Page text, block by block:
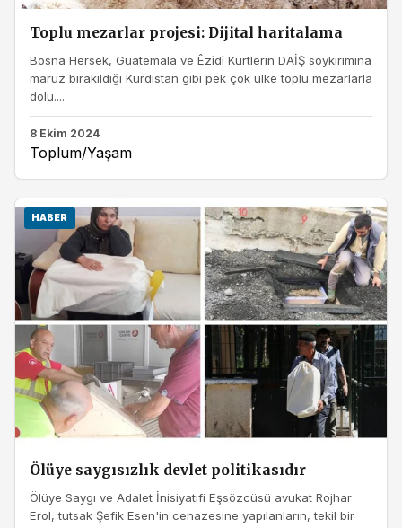
Toplu mezarlar projesi: Dijital haritalama
Bosna Hersek, Guatemala ve Êzîdî Kürtlerin DAİŞ soykırımına
maruz bırakıldığı Kürdistan gibi pek çok ülke toplu mezarlarla
dolu....
8 Ekim 2024
Toplum/Yaşam
HABER
Ölüye saygısızlık devlet politikasıdır
Ölüye Saygı ve Adalet İnisiyatifi Eşsözcüsü avukat Rojhar
Erol, tutsak Şefik Esen'in cenazesine yapılanların, tekil bir